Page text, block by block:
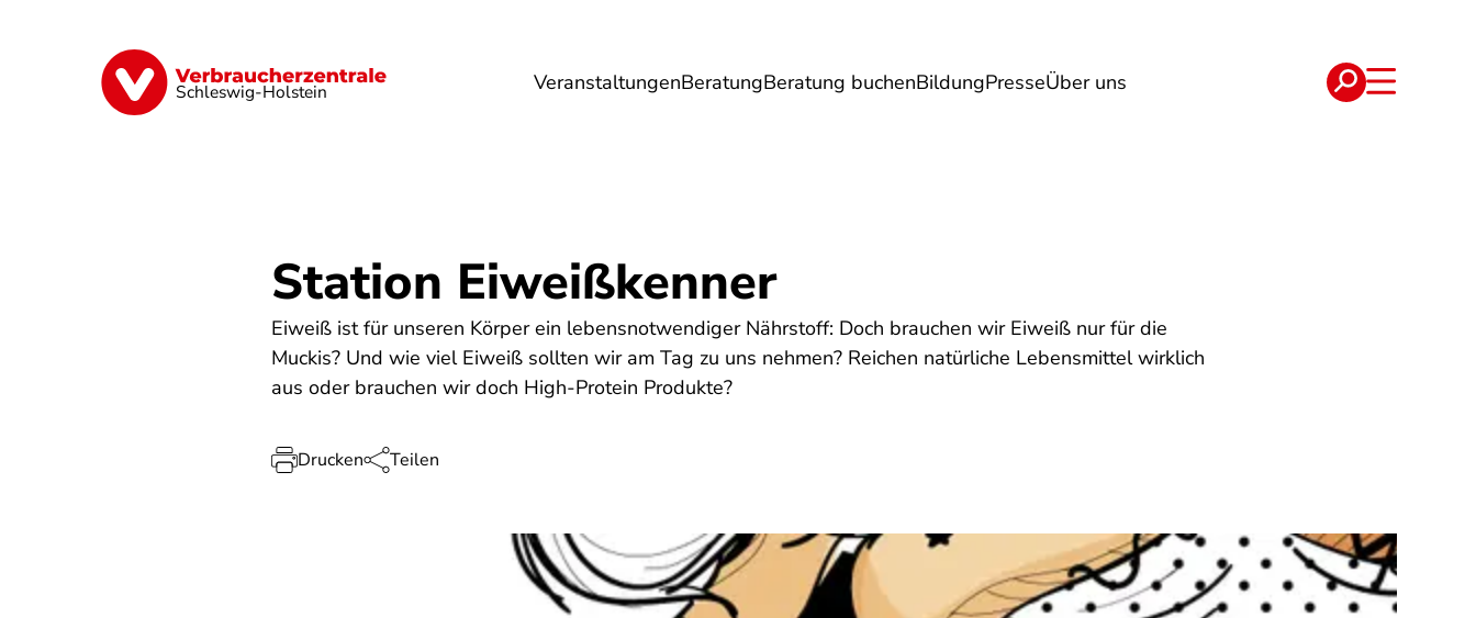
Schleswig-Holstein VeranstaltungenBeratungBeratung buchenBildungPresseÜber uns
Finanzen Digitales Lebensmittel Umwelt Gesundheit Energie Reise Verträge
Station Eiweißkenner
Eiweiß ist für unseren Körper ein lebensnotwendiger Nährstoff: Doch brauchen wir Eiweiß nur für die
Muckis? Und wie viel Eiweiß sollten wir am Tag zu uns nehmen? Reichen natürliche Lebensmittel wirklich
aus oder brauchen wir doch High-Protein Produkte?
Drucken Teilen